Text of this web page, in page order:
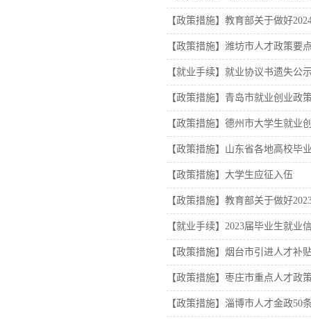
【政策措施】教育部关于做好
【政策措施】潍坊市人才政策要
【就业手续】就业协议书遗失公
【政策措施】青岛市就业创业政
【政策措施】德州市大学生就业
【政策措施】山东省各地高校毕
【政策措施】大学生应征入伍
【政策措施】教育部关于做好
【就业手续】2023届毕业生就
【政策措施】烟台市引进人才补
【政策措施】枣庄市重点人才政
【政策措施】淄博市人才金政50